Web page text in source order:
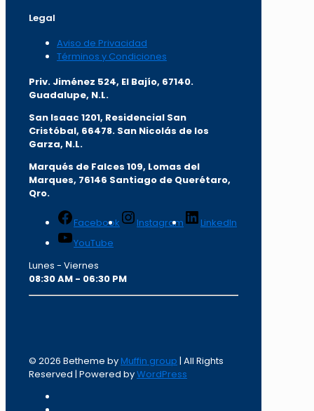
Legal
Aviso de Privacidad
Términos y Condiciones
Priv. Jiménez 524, El Bajío, 67140.
Guadalupe, N.L.
San Isaac 1201, Residencial San
Cristóbal, 66478. San Nicolás de los
Garza, N.L.
Marqués de Falces 109, Lomas del
Marques, 76146 Santiago de Querétaro,
Qro.
Facebook Instagram
LinkedIn
YouTube
Lunes - Viernes
08:30 AM - 06:30 PM
© 2026 Betheme by Muffin group | All Rights
Reserved | Powered byWordPress